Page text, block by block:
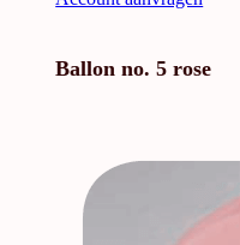
Ballon no. 5 rose